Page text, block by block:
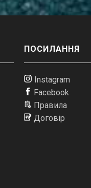
ПОСИЛАННЯ
Instagram
Facebook
Правила
Договір